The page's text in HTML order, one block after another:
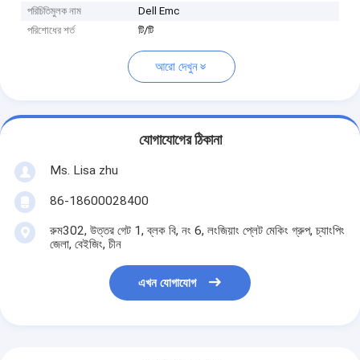
পরিচিতিমুলক নাম
Dell Emc
পরিশোধের শর্ত
টি/টি
আরো দেখুন
যোগাযোগের ঠিকানা
Ms. Lisa zhu
86-18600028400
রুম302, উত্তর গেট 1, ব্লক বি, নং 6, লংজিয়াং প্লেট মেকিং গ্রুপ, চ্যাংপিং
জেলা, বেইজিং, চীন
এখন যোগাযোগ